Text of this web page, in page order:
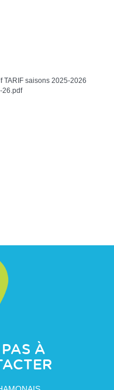
TARIF saisons 2025-2026
26.pdf
À